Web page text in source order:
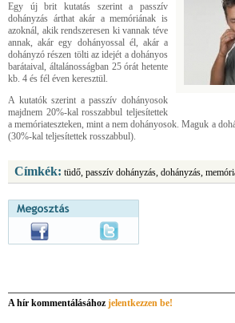
Egy új brit kutatás szerint a passzív
dohányzás árthat akár a memóriának is
azoknál, akik rendszeresen ki vannak téve
annak, akár egy dohányossal él, akár a
dohányzó részen tölti az idejét a dohányos
barátaival, általánosságban 25 órát hetente
kb. 4 és fél éven keresztül.
A kutatók szerint a passzív dohányosok
majdnem 20%-kal rosszabbul teljesítettek
a memóriateszteken, mint a nem dohányosok. Maguk a
(30%-kal teljesítettek rosszabbul).
Címkék: tüdő, passzív dohányzás, dohányzás,
A hír kommentálásához jelentkezzen be!